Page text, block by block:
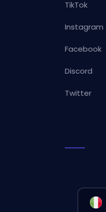
TikTok
Instagram
Facebook
Discord
Twitter